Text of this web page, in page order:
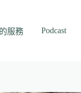
服務 Podcast